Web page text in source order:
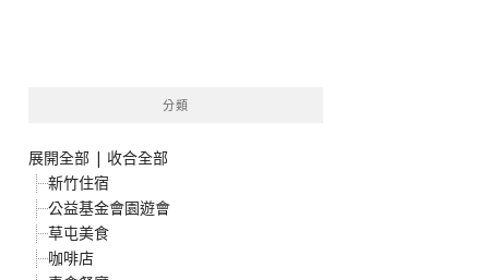
分類
展開全部 | 收合全部
新竹住宿
公益基金會園遊會
草屯美食
咖啡店